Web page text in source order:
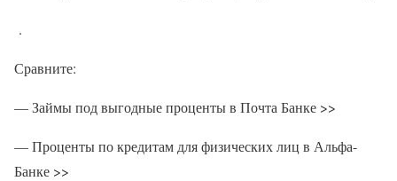
.
Сравните:
— Займы под выгодные проценты в Почта Банке >>
— Проценты по кредитам для физических лиц в Альфа-
Банке >>